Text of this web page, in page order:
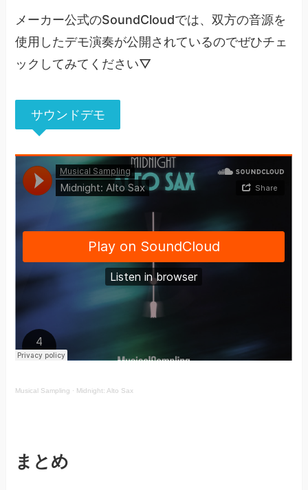
メーカー公式のSoundCloudでは、双方の音源を
使用したデモ演奏が公開されているのでぜひチェ
ックしてみてください▽
サウンドデモ
Musical Sampling · Midnight: Alto Sax
まとめ